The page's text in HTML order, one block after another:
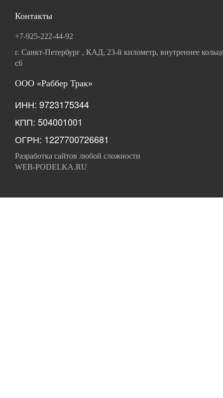
Контакты
+7-925-222-44-92
г. Санкт-Петербург , КАД, 23-й километр, внутреннее
с6
ООО «Раббер Трак»
ИНН: 9723175344
КПП: 504001001
ОГРН: 1227700726681
Разработка сайтов любой сложности
WEB-PODELKA.RU